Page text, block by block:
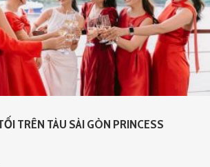
TRÊN TÀU SÀI GÒN PRINCESS